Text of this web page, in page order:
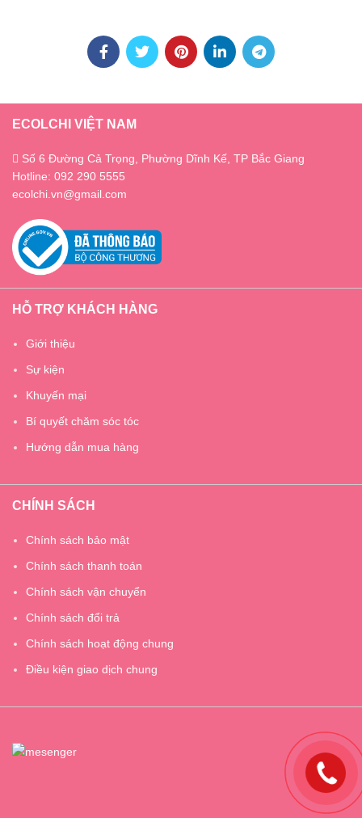
ECOLCHI VIỆT NAM
Số 6 Đường Cả Trọng, Phường Dĩnh Kế, TP Bắc Giang
Hotline: 092 290 5555
ecolchi.vn@gmail.com
HỖ TRỢ KHÁCH HÀNG
Giới thiệu
Sự kiện
Khuyến mại
Bí quyết chăm sóc tóc
Hướng dẫn mua hàng
CHÍNH SÁCH
Chính sách bảo mật
Chính sách thanh toán
Chính sách vận chuyển
Chính sách đổi trả
Chính sách hoạt động chung
Điều kiện giao dịch chung